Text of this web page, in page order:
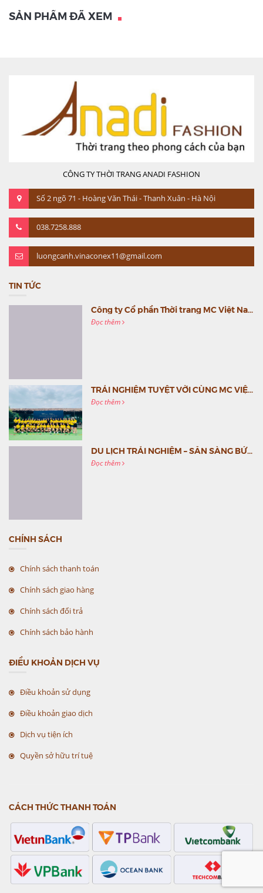
SẢN PHẨM ĐÃ XEM
CÔNG TY THỜI TRANG ANADI FASHION
Số 2 ngõ 71 - Hoàng Văn Thái - Thanh Xuân - Hà Nội
038.7258.888
luongcanh.vinaconex11@gmail.com
TIN TỨC
Công ty Cổ phần Thời trang MC Việt Nam (MC Fashion) tổ chức Gala mừng sinh nhật lần thứ 9
Đọc thêm
TRẢI NGHIỆM TUYỆT VỜI CÙNG MC VIỆT NAM
Đọc thêm
DU LỊCH TRẢI NGHIỆM – SẴN SÀNG BỨT PHÁ CÙNG MC VIỆT NAM
Đọc thêm
CHÍNH SÁCH
Chính sách thanh toán
Chính sách giao hàng
Chính sách đổi trả
Chính sách bảo hành
ĐIỀU KHOẢN DỊCH VỤ
Điều khoản sử dụng
Điều khoản giao dịch
Dịch vụ tiện ích
Quyền sở hữu trí tuệ
CÁCH THỨC THANH TOÁN